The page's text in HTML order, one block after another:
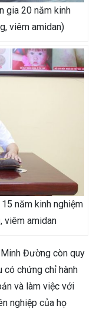
gia 20 năm kinh
viêm amidan)
năm kinh nghiệm
viêm amidan
Đường còn quy
chứng chỉ hành
và làm việc với
nghiệp của họ